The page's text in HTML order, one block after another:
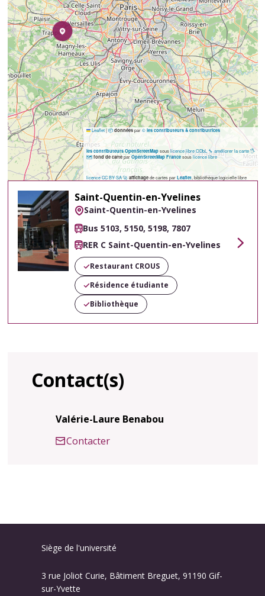
Leaflet|📦 données par© les contributeurs & contributrices
les contributeurs OpenStreetMapsouslicence libre ODbL 🔧 améliorer la carte 🖐️
🗺️ fond de carteparOpenStreetMap Francesouslicence libre
licence CC BY-SA 🚀 affichagede cartes par Leaflet, bibliothèque logicielle libre
Saint-Quentin-en-Yvelines
Saint-Quentin-en-Yvelines
Bus 5103, 5150, 5198, 7807
RER C Saint-Quentin-en-Yvelines
Voir
Restaurant CROUS
Résidence étudiante
Bibliothèque
Contact(s)
Valérie-Laure Benabou
Contacter
Siège de l'université
3 rue Joliot Curie, Bâtiment Breguet, 91190 Gif-
sur-Yvette